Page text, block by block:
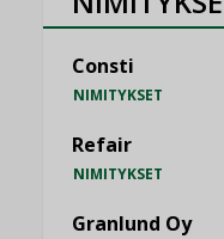
Consti
NIMITYKSET
Refair
NIMITYKSET
Granlund Oy